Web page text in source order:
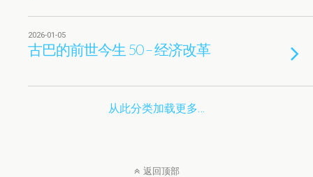
2026-01-05
古巴的前世今生 50 – 经济改革
从此分类加载更多…
返回顶部